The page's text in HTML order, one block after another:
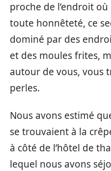
proche de l’endroit
toute honnêteté, ce
dominé par des
et des moules frites,
autour de vous, vous
perles.
Nous avons estimé
se trouvaient à la
à côté de l’hôtel de
lequel nous avons